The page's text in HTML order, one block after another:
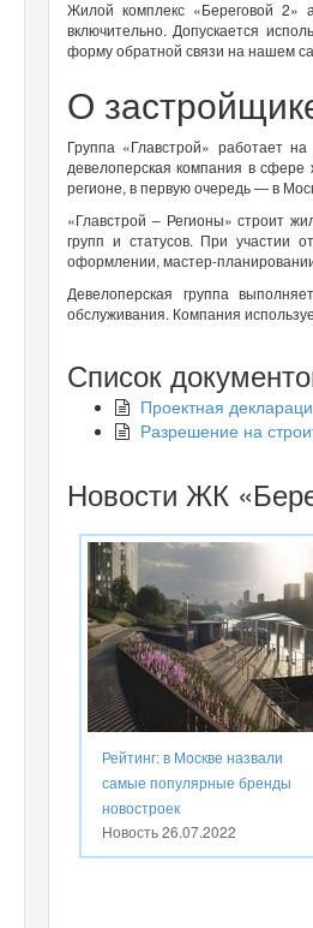
Жилой комплекс «Береговой 2»
включительно. Допускается
форму обратной связи на нашем
О
Группа «Главстрой» работает
девелоперская компания в
регионе, в первую очередь — в
«Главстрой – Регионы» строит
групп и статусов. При участии
оформлении, мастер-
Девелоперская группа
обслуживания. Компания
Список
Проектная
Разрешение на
Новости ЖК
Рейтинг: в Москве назвали
самые популярные бренды
новостроек
Новость26.07.2022